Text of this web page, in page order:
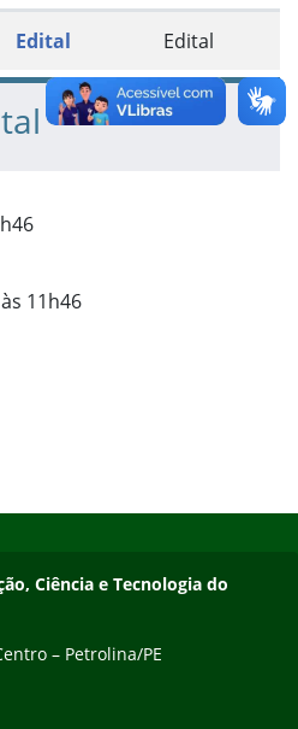
Edital Edital
11h46
Ciência e Tecnologia do
– Petrolina/PE